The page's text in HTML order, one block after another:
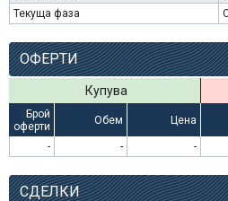
Текуща фаза
ОФЕРТИ
Купува
Брой
оферти
Обем Цена
-
- -
СДЕЛКИ